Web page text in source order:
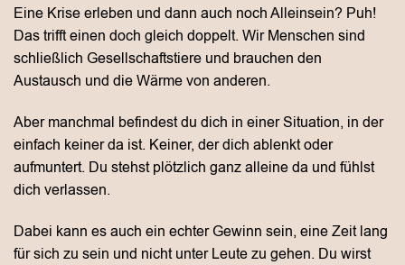
Eine Krise erleben und dann auch noch Alleinsein? Puh!
Das trifft einen doch gleich doppelt. Wir Menschen sind
schließlich Gesellschaftstiere und brauchen den
Austausch und die Wärme von anderen.
Aber manchmal befindest du dich in einer Situation, in der
einfach keiner da ist. Keiner, der dich ablenkt oder
aufmuntert. Du stehst plötzlich ganz alleine da und fühlst
dich verlassen.
Dabei kann es auch ein echter Gewinn sein, eine Zeit lang
für sich zu sein und nicht unter Leute zu gehen. Du wirst